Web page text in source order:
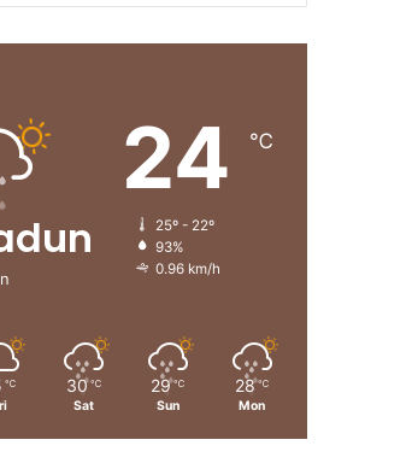
24 ℃
25º - 22º
93%
0.96 km/h
℃ 30 ℃
Sat
29 ℃
Sun
28 ℃
Mon